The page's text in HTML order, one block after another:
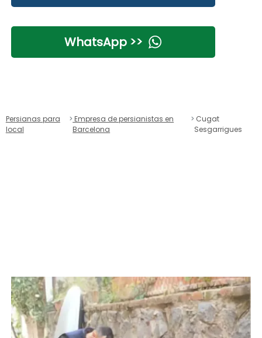
WhatsApp >>
Persianas para
local
Empresa de persianistas en
Barcelona
Cugat
Sesgarrigues